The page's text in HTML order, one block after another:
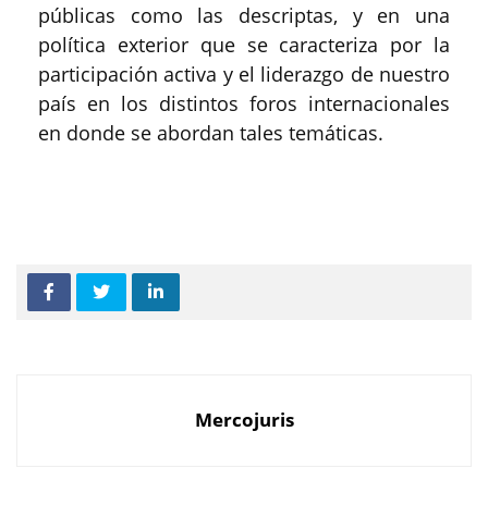
públicas como las descriptas, y en una
política exterior que se caracteriza por la
participación activa y el liderazgo de nuestro
país en los distintos foros internacionales
en donde se abordan tales temáticas.
Mercojuris